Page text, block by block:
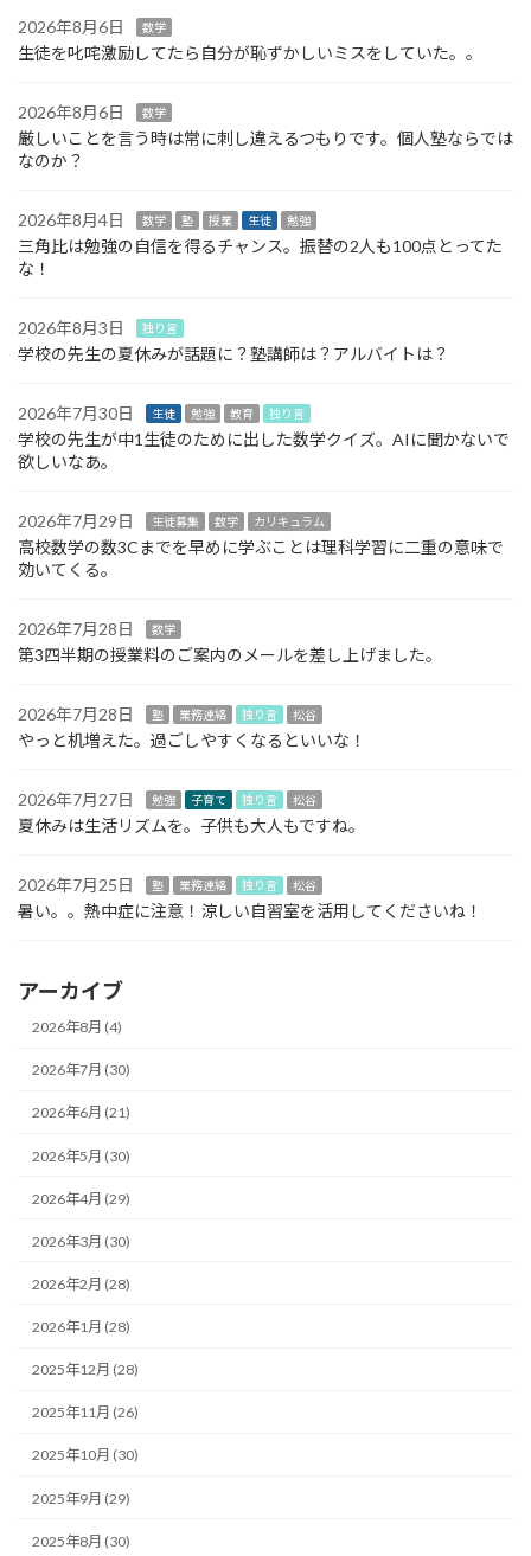
2026年8月6日 数学
生徒を叱咤激励してたら自分が恥ずかしいミスをしていた。。
2026年8月6日 数学
厳しいことを言う時は常に刺し違えるつもりです。個人塾ならでは
なのか？
2026年8月4日 数学 塾 授業 生徒 勉強
三角比は勉強の自信を得るチャンス。振替の2人も100点とってた
な！
2026年8月3日 独り言
学校の先生の夏休みが話題に？塾講師は？アルバイトは？
2026年7月30日 生徒 勉強 教育 独り言
学校の先生が中1生徒のために出した数学クイズ。AIに聞かないで
欲しいなあ。
2026年7月29日 生徒募集 数学 カリキュラム
高校数学の数3Cまでを早めに学ぶことは理科学習に二重の意味で
効いてくる。
2026年7月28日 数学
第3四半期の授業料のご案内のメールを差し上げました。
2026年7月28日 塾 業務連絡 独り言 松谷
やっと机増えた。過ごしやすくなるといいな！
2026年7月27日 勉強 子育て 独り言 松谷
夏休みは生活リズムを。子供も大人もですね。
2026年7月25日 塾 業務連絡 独り言 松谷
暑い。。熱中症に注意！涼しい自習室を活用してくださいね！
アーカイブ
2026年8月 (4)
2026年7月 (30)
2026年6月 (21)
2026年5月 (30)
2026年4月 (29)
2026年3月 (30)
2026年2月 (28)
2026年1月 (28)
2025年12月 (28)
2025年11月 (26)
2025年10月 (30)
2025年9月 (29)
2025年8月 (30)